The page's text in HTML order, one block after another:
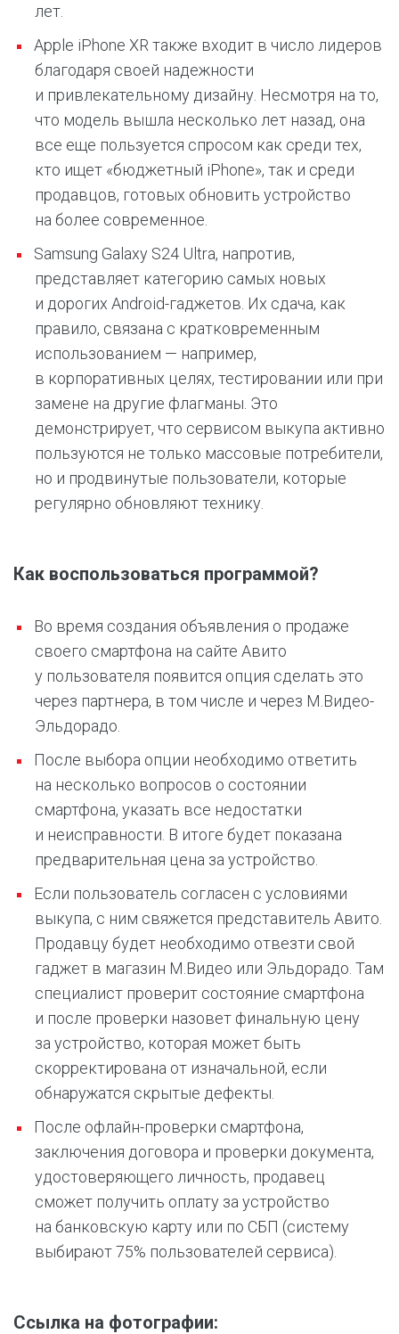
лет.
Apple iPhone XR также входит в число лидеров
благодаря своей надежности
и привлекательному дизайну. Несмотря на то,
что модель вышла несколько лет назад, она
все еще пользуется спросом как среди тех,
кто ищет «бюджетный iPhone», так и среди
продавцов, готовых обновить устройство
на более современное.
Samsung Galaxy S24 Ultra, напротив,
представляет категорию самых новых
и дорогих Android-гаджетов. Их сдача, как
правило, связана с кратковременным
использованием — например,
в корпоративных целях, тестировании или при
замене на другие флагманы. Это
демонстрирует, что сервисом выкупа активно
пользуются не только массовые потребители,
но и продвинутые пользователи, которые
регулярно обновляют технику.
Как воспользоваться программой?
Во время создания объявления о продаже
своего смартфона на сайте Авито
у пользователя появится опция сделать это
через партнера, в том числе и через М.Видео-
Эльдорадо.
После выбора опции необходимо ответить
на несколько вопросов о состоянии
смартфона, указать все недостатки
и неисправности. В итоге будет показана
предварительная цена за устройство.
Если пользователь согласен с условиями
выкупа, с ним свяжется представитель Авито.
Продавцу будет необходимо отвезти свой
гаджет в магазин М.Видео или Эльдорадо. Там
специалист проверит состояние смартфона
и после проверки назовет финальную цену
за устройство, которая может быть
скорректирована от изначальной, если
обнаружатся скрытые дефекты.
После офлайн-проверки смартфона,
заключения договора и проверки документа,
удостоверяющего личность, продавец
сможет получить оплату за устройство
на банковскую карту или по СБП (систему
выбирают 75% пользователей сервиса).
Ссылка на фотографии: